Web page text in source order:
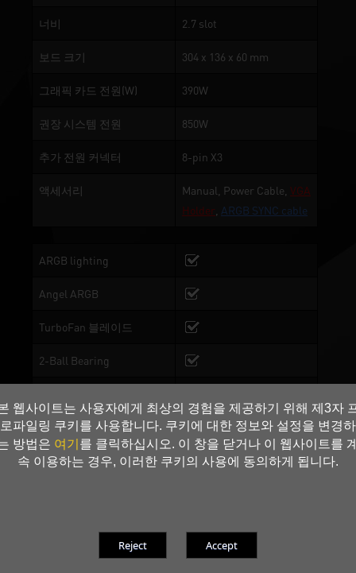
웹사이트는 사용자에게 최상의 경험을 제공하기 위해 제3자
로파일링 쿠키를 사용합니다. 쿠키에 대한 정보와 설정을 변경하
방법은 여기를 클릭하십시오. 이 창을 닫거나 이 웹사이트를
속 이용하는 경우, 이러한 쿠키의 사용에 동의하게 됩니다.
너비 2.7 slot
보드 크기 304 x 136 x 60 mm
그래픽 카드 전원(W) 390W
권장 시스템 전원 850W
추가 전원 커넥터 8-pin X3
액세서리 Manual, Power Cable, VGA
Holder ARGB SYNC cable
ARGB lighting
Angel ARGB
TurboFan 블레이드
2-Ball Bearing
Dual BIOS
BIOS 1: Performance
Mode, BIOS 2:Silent Mode
Ray Tracing 코어